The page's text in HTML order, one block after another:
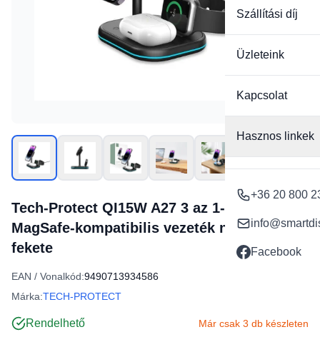
Szállítási díj
Üzleteink
Kapcsolat
Hasznos linkek
+36 20 800
Facebook
Tech-Protect QI15W A27 3 az 1-ben
MagSafe-kompatibilis vezeték nélküli töltő
fekete
EAN / Vonalkód:9490713934586
Márka:TECH-PROTECT
Rendelhető Már csak 3 db készleten